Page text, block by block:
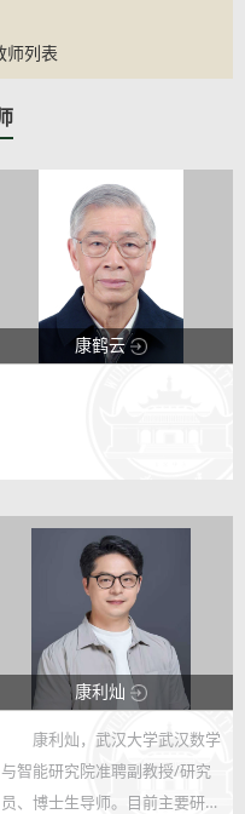
师列表
康鹤云
康利灿
123
86
康利灿，武汉大学武汉数学
与智能研究院准聘副教授/研究
员、博士生导师。目前主要研究